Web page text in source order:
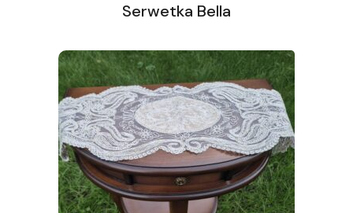
Serwetka Bella